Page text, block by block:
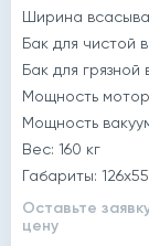
Ширина
Бак для чистой
Бак для грязной
Мощность
Мощность
Вес: 160 кг
Габариты:
Оставьте
цену